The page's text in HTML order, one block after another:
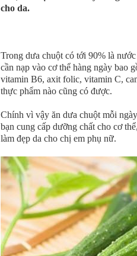
cho da.
Trong dưa chuột có tới 90% là
cần nạp vào cơ thể hàng ngày
vitamin B6, axit folic, vitamin C,
thực phẩm nào cũng có được.
Chính vì vậy ăn dưa chuột mỗi
bạn cung cấp dưỡng chất cho cơ
làm đẹp da cho chị em phụ nữ.